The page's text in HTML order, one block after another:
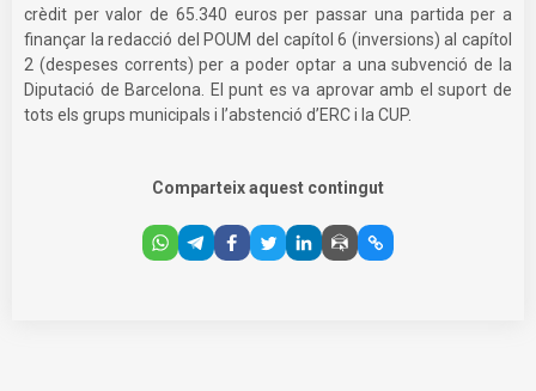
crèdit per valor de 65.340 euros per passar una partida per a
finançar la redacció del POUM del capítol 6 (inversions) al capítol
2 (despeses corrents) per a poder optar a una subvenció de la
Diputació de Barcelona. El punt es va aprovar amb el suport de
tots els grups municipals i l’abstenció d’ERC i la CUP.
Comparteix aquest contingut